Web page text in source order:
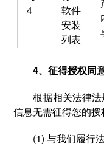
4
软件
安装
列表
4、征得授权同
根据相关法律
信息无需征得您的授
(1) 与我们履行